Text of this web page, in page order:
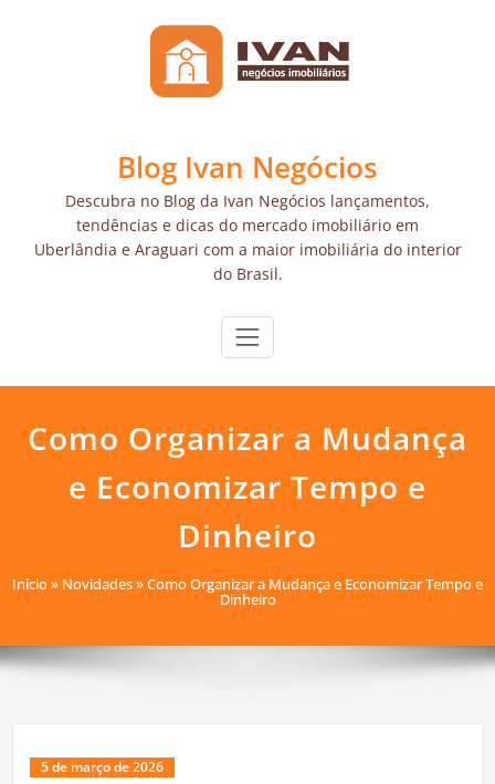
Blog Ivan Negócios
Descubra no Blog da Ivan Negócios lançamentos,
tendências e dicas do mercado imobiliário em
Uberlândia e Araguari com a maior imobiliária do interior
do Brasil.
Como Organizar a Mudança
e Economizar Tempo e
Dinheiro
Início» Novidades» Como Organizar a Mudança e Economizar Tempo e
Dinheiro
5 de março de 2026